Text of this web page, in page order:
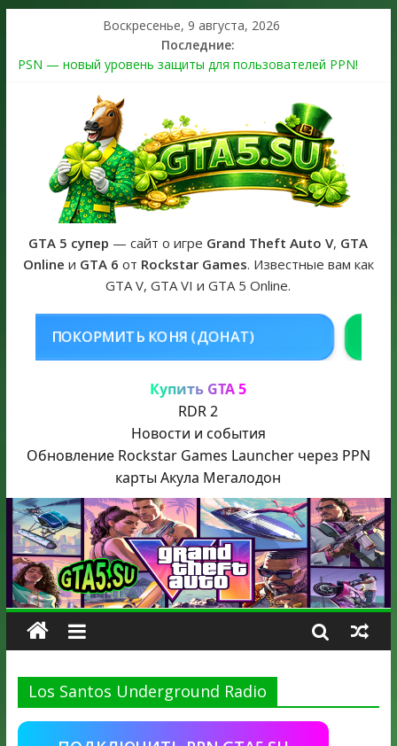
Воскресенье, 9 августа, 2026
Последние:
PSN — новый уровень защиты для пользователей PPN!
The Kortz Center Heist выйдет в GTA Online уже 14 июля
Регистрация в Rockstar Games Social Club ошибка #1.500.7:
как зарегистрировать аккаунт и войти без проблем в 2026
Получайте особые награды в GTA Online по программе
Fine Art Collector
GTA 6 официальная обложка игры и Предзаказ Grand Theft
Auto VI
GTA 5 супер — сайт о игре Grand Theft Auto V, GTA
Online и GTA 6 от Rockstar Games. Известные вам как
GTA V, GTA VI и GTA 5 Online.
(ДОНАТ)
Купить GTA 5
RDR 2
Новости и события
Обновление Rockstar Games Launcher через PPN
карты Акула Мегалодон
Los Santos Underground Radio